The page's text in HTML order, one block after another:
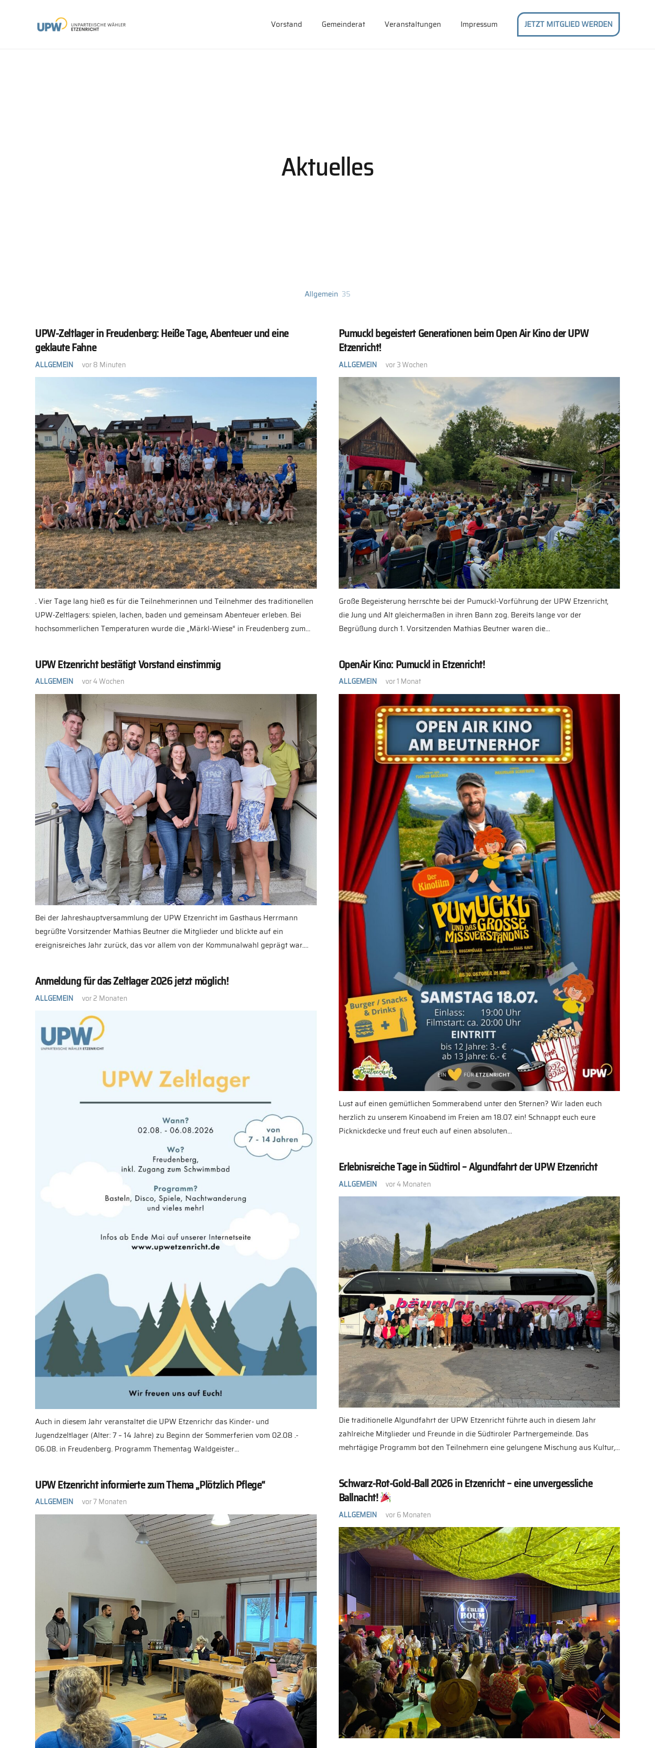
Vorstand Gemeinderat Veranstaltungen Impressum JETZT MITGLIED WERDEN
Aktuelles
Allgemein 35
UPW-Zeltlager in Freudenberg: Heiße Tage, Abenteuer und eine
geklaute Fahne
ALLGEMEIN vor 8 Minuten
. Vier Tage lang hieß es für die Teilnehmerinnen und Teilnehmer des traditionellen
UPW-Zeltlagers: spielen, lachen, baden und gemeinsam Abenteuer erleben. Bei
hochsommerlichen Temperaturen wurde die „Märkl-Wiese“ in Freudenberg zum…
Pumuckl begeistert Generationen beim Open Air Kino der UPW
Etzenricht!
ALLGEMEIN vor 3 Wochen
Große Begeisterung herrschte bei der Pumuckl-Vorführung der UPW Etzenricht,
die Jung und Alt gleichermaßen in ihren Bann zog. Bereits lange vor der
Begrüßung durch 1. Vorsitzenden Mathias Beutner waren die…
UPW Etzenricht bestätigt Vorstand einstimmig
ALLGEMEIN vor 4 Wochen
Bei der Jahreshauptversammlung der UPW Etzenricht im Gasthaus Herrmann
begrüßte Vorsitzender Mathias Beutner die Mitglieder und blickte auf ein
ereignisreiches Jahr zurück, das vor allem von der Kommunalwahl geprägt war.…
OpenAir Kino: Pumuckl in Etzenricht!
ALLGEMEIN vor 1 Monat
Lust auf einen gemütlichen Sommerabend unter den Sternen? Wir laden euch
herzlich zu unserem Kinoabend im Freien am 18.07. ein! Schnappt euch eure
Picknickdecke und freut euch auf einen absoluten…
Anmeldung für das Zeltlager 2026 jetzt möglich!
ALLGEMEIN vor 2 Monaten
Auch in diesem Jahr veranstaltet die UPW Etzenrichr das Kinder- und
Jugendzeltlager (Alter: 7 – 14 Jahre) zu Beginn der Sommerferien vom 02.08 .-
06.08. in Freudenberg. Programm Thementag Waldgeister…
Erlebnisreiche Tage in Südtirol – Algundfahrt der UPW Etzenricht
ALLGEMEIN vor 4 Monaten
Die traditionelle Algundfahrt der UPW Etzenricht führte auch in diesem Jahr
zahlreiche Mitglieder und Freunde in die Südtiroler Partnergemeinde. Das
mehrtägige Programm bot den Teilnehmern eine gelungene Mischung aus Kultur,…
Schwarz-Rot-Gold-Ball 2026 in Etzenricht – eine unvergessliche
Ballnacht!
ALLGEMEIN vor 6 Monaten
UPW Etzenricht informierte zum Thema „Plötzlich Pflege“
ALLGEMEIN vor 7 Monaten